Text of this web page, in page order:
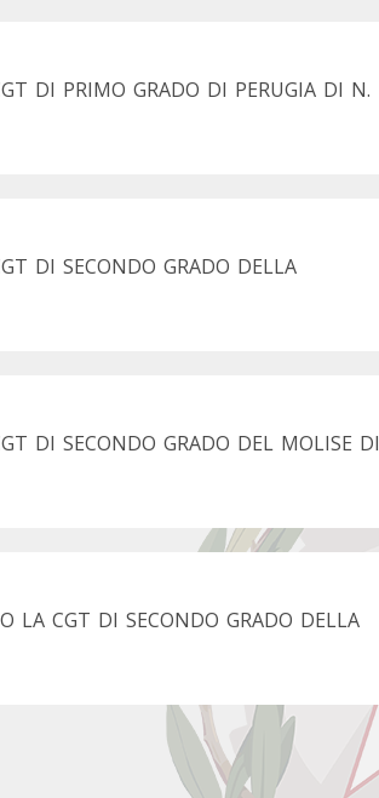
DI PRIMO GRADO DI PERUGIA DI N.
DI SECONDO GRADO DELLA
DI SECONDO GRADO DEL MOLISE DI
LA CGT DI SECONDO GRADO DELLA